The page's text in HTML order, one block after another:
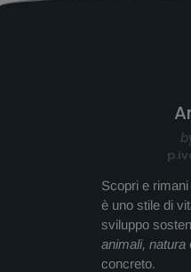
Scopri e
è uno stile di
sviluppo
animali, natura
concreto.